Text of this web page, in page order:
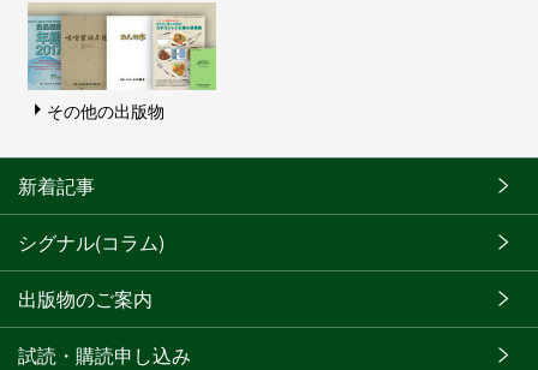
その他の出版物
新着記事
シグナル(コラム)
出版物のご案内
試読・購読申し込み